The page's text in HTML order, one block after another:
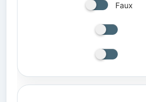
Faux